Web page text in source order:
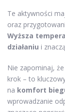
Te aktywności
oraz
Wyższa
działaniu i
Nie zapominaj,
krok – to
na komfort
wprowadzanie